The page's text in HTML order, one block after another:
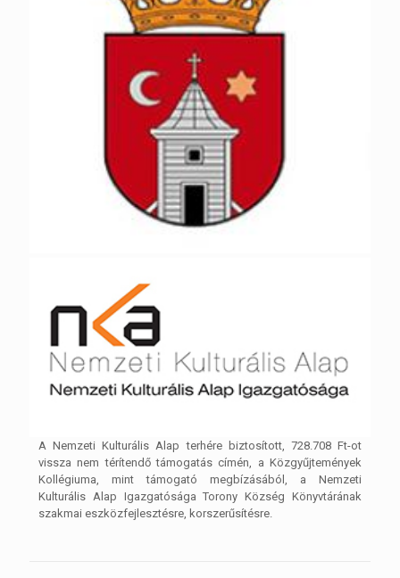
A Nemzeti Kulturális Alap terhére biztosított, 728.708 Ft-ot
vissza nem térítendő támogatás címén, a Közgyűjtemények
Kollégiuma, mint támogató megbízásából, a Nemzeti
Kulturális Alap Igazgatósága Torony Község Könyvtárának
szakmai eszközfejlesztésre, korszerűsítésre.